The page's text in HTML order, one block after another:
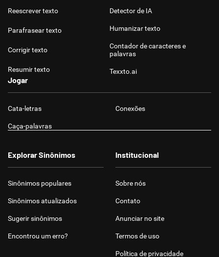
Reescrever texto
Parafrasear texto
Corrigir texto
Resumir texto
Detector de IA
Humanizar texto
Contador de caracteres e
palavras
Texxto.ai
Jogar
Cata-letras Conexões
Caça-palavras
Explorar Sinônimos
Sinônimos populares
Sinônimos atualizados
Sugerir sinônimos
Encontrou um erro?
Institucional
Sobre nós
Contato
Anunciar no site
Termos de uso
Política de privacidade